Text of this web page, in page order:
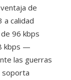
de
a calidad
96 kbps
kbps —
las guerras
soporta